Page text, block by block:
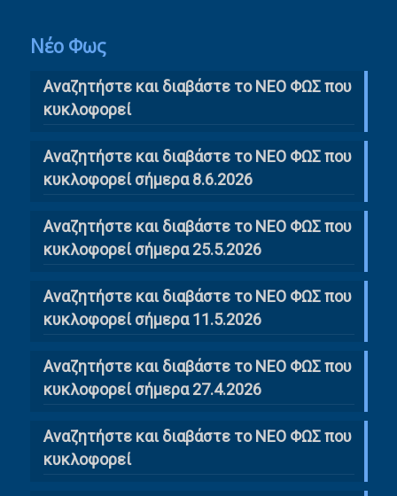
Νέο Φως
Αναζητήστε και διαβάστε το NΕΟ ΦΩΣ που
κυκλοφορεί
Αναζητήστε και διαβάστε το ΝΕΟ ΦΩΣ που
κυκλοφορεί σήμερα 8.6.2026
Αναζητήστε και διαβάστε το ΝΕΟ ΦΩΣ που
κυκλοφορεί σήμερα 25.5.2026
Αναζητήστε και διαβάστε το ΝΕΟ ΦΩΣ που
κυκλοφορεί σήμερα 11.5.2026
Αναζητήστε και διαβάστε το ΝΕΟ ΦΩΣ που
κυκλοφορεί σήμερα 27.4.2026
Αναζητήστε και διαβάστε το ΝΕΟ ΦΩΣ που
κυκλοφορεί